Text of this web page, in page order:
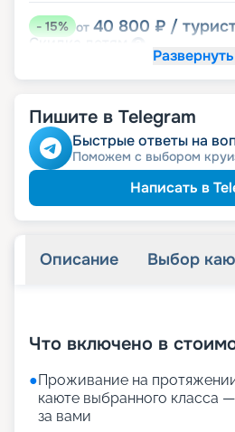
-15% от 40 800 ₽ /
Скидка
Скидка
пенсионерам
Скидка сотрудникам
Скидка многодетнымсемьям
Скидкаветеранам
Развернуть
Пишите в Telegram
Быстрые ответы на
Поможем с выбором
Написать в
Описание Выбор
Что включено в
●Проживание на
каюте выбранного класса
за вами